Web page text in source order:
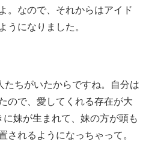
。なので、それからはアイド
うになりました。
たちがいたからですね。自分は
ので、愛してくれる存在が大
妹が生まれて、妹の方が頭も
れるようになっちゃって。